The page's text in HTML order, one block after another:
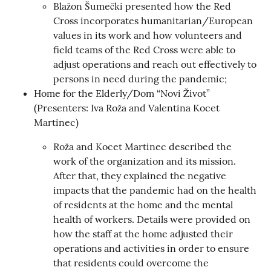
Blažon Šumečki presented how the Red
Cross incorporates humanitarian/European
values in its work and how volunteers and
field teams of the Red Cross were able to
adjust operations and reach out effectively to
persons in need during the pandemic;
Home for the Elderly/Dom “Novi Život”
(Presenters: Iva Roža and Valentina Kocet
Martinec)
Roža and Kocet Martinec described the
work of the organization and its mission.
After that, they explained the negative
impacts that the pandemic had on the health
of residents at the home and the mental
health of workers. Details were provided on
how the staff at the home adjusted their
operations and activities in order to ensure
that residents could overcome the